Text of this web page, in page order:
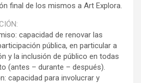
final de los mismos a Art Explora.
capacidad de renovar las
pública, en particular a
y la inclusión de público en todas
(antes – durante – después).
capacidad para involucrar y